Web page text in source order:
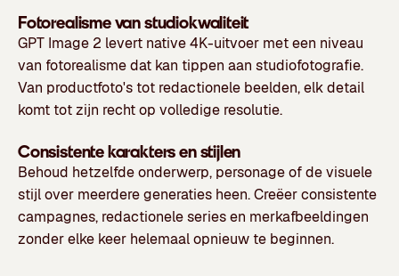
Fotorealisme van studiokwaliteit
GPT Image 2 levert native 4K-uitvoer met een niveau
van fotorealisme dat kan tippen aan studiofotografie.
Van productfoto's tot redactionele beelden, elk detail
komt tot zijn recht op volledige resolutie.
Consistente karakters en stijlen
Behoud hetzelfde onderwerp, personage of de visuele
stijl over meerdere generaties heen. Creëer consistente
campagnes, redactionele series en merkafbeeldingen
zonder elke keer helemaal opnieuw te beginnen.